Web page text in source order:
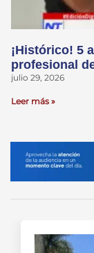
¡Histórico! 5
profesional
julio 29, 2026
Leer más »